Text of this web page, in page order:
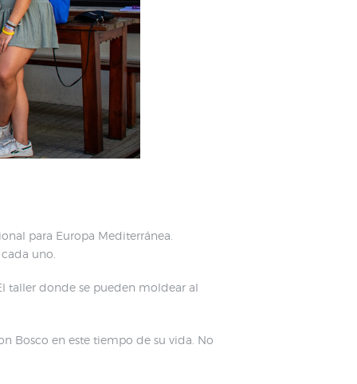
para Europa Mediterránea.
uno.
taller donde se pueden moldear al
Bosco en este tiempo de su vida. No